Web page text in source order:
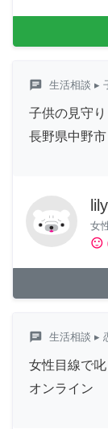
chat 生活相談 ▸
子供の見守り
長野県中野市
女
sentiment_satisfied
chat 生活相談 ▸
女性目線で
オンライン